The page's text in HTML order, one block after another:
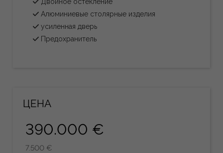
Алюминиевые столярные изделия
усиленная дверь
Предохранитель
ЦЕНА
390.000 €
7.500 €